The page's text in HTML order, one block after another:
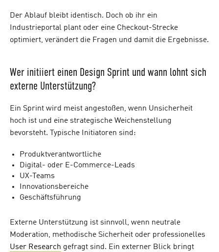
Der Ablauf bleibt identisch. Doch ob ihr ein
Industrieportal plant oder eine Checkout-Strecke
optimiert, verändert die Fragen und damit die Ergebnisse.
Wer initiiert einen Design Sprint und wann lohnt sich
externe Unterstützung?
Ein Sprint wird meist angestoßen, wenn Unsicherheit
hoch ist und eine strategische Weichenstellung
bevorsteht. Typische Initiatoren sind:
Produktverantwortliche
Digital- oder E-Commerce-Leads
UX-Teams
Innovationsbereiche
Geschäftsführung
Externe Unterstützung ist sinnvoll, wenn neutrale
Moderation, methodische Sicherheit oder professionelles
User Research gefragt sind. Ein externer Blick bringt